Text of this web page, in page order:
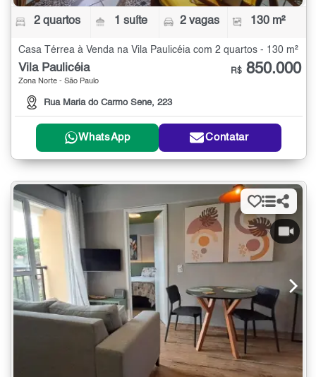
2 quartos 1 suíte 2 vagas 130 m²
Casa Térrea à Venda na Vila Paulicéia com 2 quartos - 130 m²
Vila Paulicéia
Zona Norte - São Paulo
Rua Maria do Carmo Sene, 223
R$ 850.000
WhatsApp Contatar